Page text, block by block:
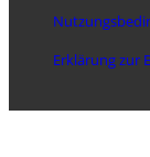
Erklärung zur